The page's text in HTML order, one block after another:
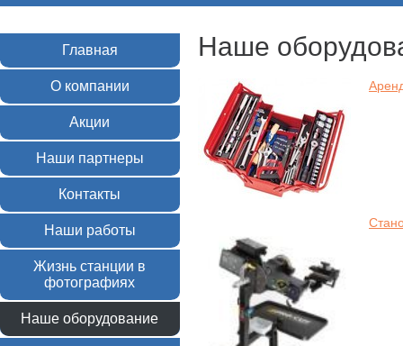
Главная
О компании
Акции
Наши партнеры
Контакты
Наши работы
Жизнь станции в
фотографиях
Наше оборудование
Наше